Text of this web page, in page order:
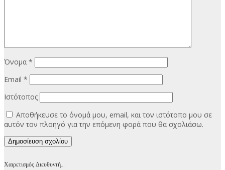
Όνομα *
Email *
Ιστότοπος
Αποθήκευσε το όνομά μου, email, και τον ιστότοπο μου σε
αυτόν τον πλοηγό για την επόμενη φορά που θα σχολιάσω.
Χαιρετισμός Διευθυντή…